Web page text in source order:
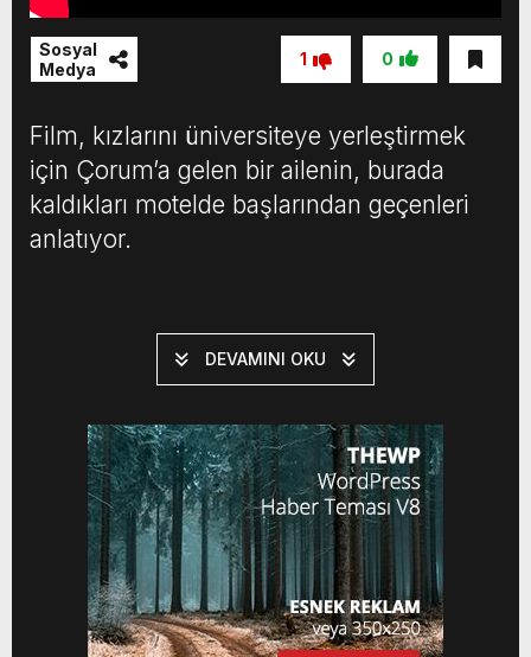
Sosyal
Medya
0
1
Film, kızlarını üniversiteye yerleştirmek
için Çorum’a gelen bir ailenin, burada
kaldıkları motelde başlarından geçenleri
anlatıyor.
DEVAMINI OKU